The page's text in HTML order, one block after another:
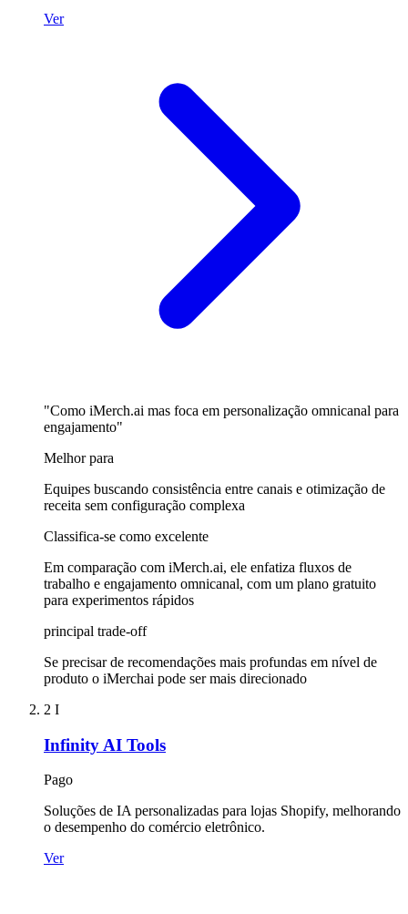
Ver
"Como iMerch.ai mas foca em personalização omnicanal para
engajamento"
Melhor para
Equipes buscando consistência entre canais e otimização de
receita sem configuração complexa
Classifica-se como excelente
Em comparação com iMerch.ai, ele enfatiza fluxos de
trabalho e engajamento omnicanal, com um plano gratuito
para experimentos rápidos
principal trade-off
Se precisar de recomendações mais profundas em nível de
produto o iMerchai pode ser mais direcionado
2 I
Infinity AI Tools
Pago
Soluções de IA personalizadas para lojas Shopify, melhorando
o desempenho do comércio eletrônico.
Ver